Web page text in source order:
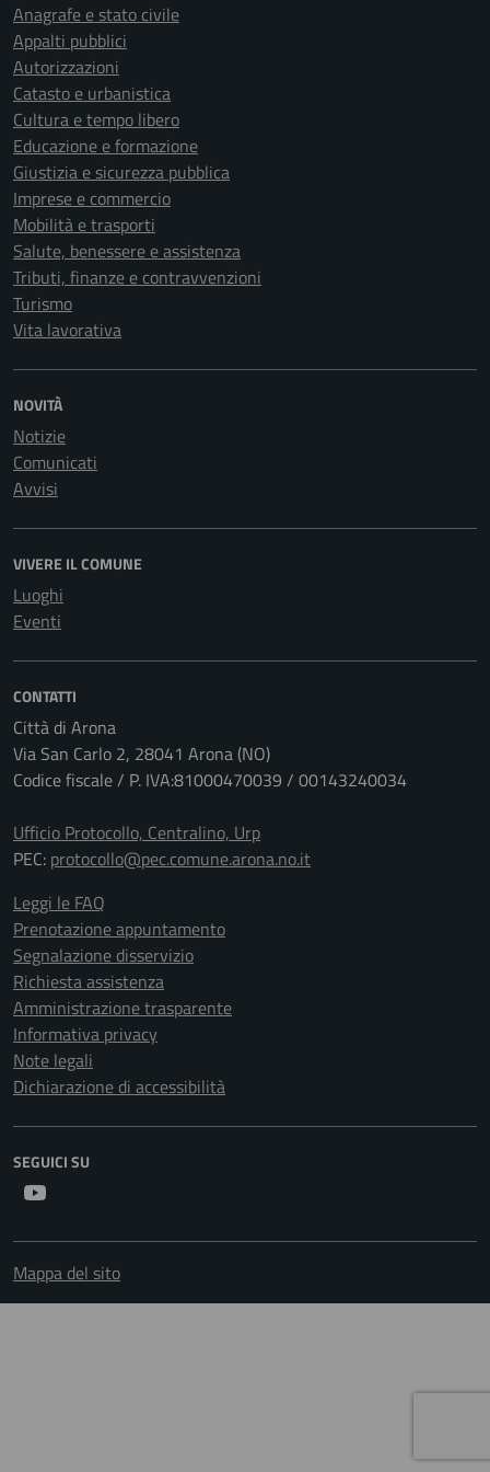
Anagrafe e stato civile
Appalti pubblici
Autorizzazioni
Catasto e urbanistica
Cultura e tempo libero
Educazione e formazione
Giustizia e sicurezza pubblica
Imprese e commercio
Mobilità e trasporti
Salute, benessere e assistenza
Tributi, finanze e contravvenzioni
Turismo
Vita lavorativa
NOVITÀ
Notizie
Comunicati
Avvisi
VIVERE IL COMUNE
Luoghi
Eventi
CONTATTI
Città di Arona
Via San Carlo 2, 28041 Arona (NO)
Codice fiscale / P. IVA:81000470039 / 00143240034
Ufficio Protocollo, Centralino, Urp
PEC: protocollo@pec.comune.arona.no.it
Leggi le FAQ
Prenotazione appuntamento
Segnalazione disservizio
Richiesta assistenza
Amministrazione trasparente
Informativa privacy
Note legali
Dichiarazione di accessibilità
SEGUICI SU
Mappa del sito